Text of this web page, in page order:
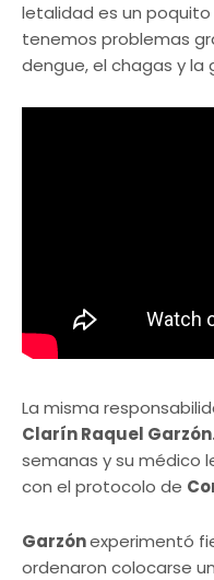
letalidad es un
tenemos problemas
dengue, el chagas y la
La misma
Clarín Raquel
semanas y su médico
con el protocolo de
Garzónexperimentó
ordenaron colocarse